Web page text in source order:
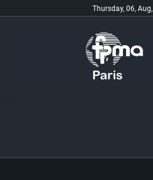
Thursday, 06,